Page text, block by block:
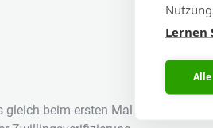
gleich beim ersten Mal
Lernen